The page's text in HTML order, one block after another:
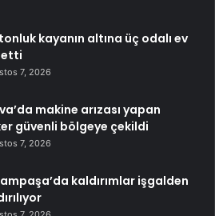
kayanın altına üç odalı ev
etti
7, 2026
makine arızası yapan
güvenli bölgeye çekildi
7, 2026
kaldırımlar işgalden